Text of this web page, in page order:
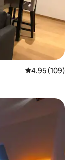
औसत रेटिंग 5 में से
4.95 (109)